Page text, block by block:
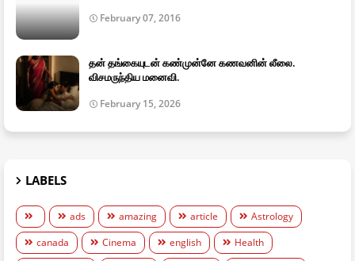
February 07, 2016
தன் தங்கையுடன் கண்முன்னே கணவனின் லீலை.
விசமருந்திய மனைவி.
February 15, 2026
LABELS
ads amazing article
Astrology
canada
Cinema english
Health